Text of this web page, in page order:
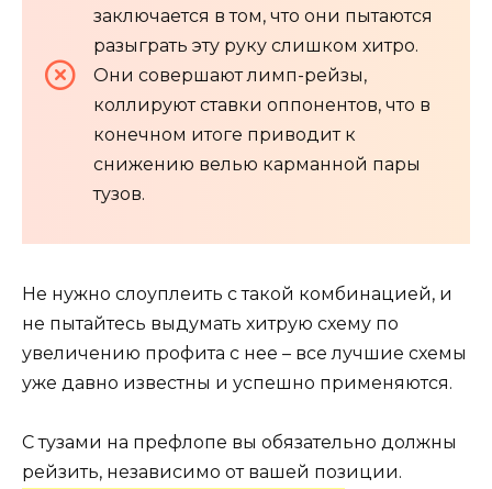
заключается в том, что они пытаются
разыграть эту руку слишком хитро.
Они совершают лимп-рейзы,
коллируют ставки оппонентов, что в
конечном итоге приводит к
снижению велью карманной пары
тузов.
Не нужно слоуплеить с такой комбинацией, и
не пытайтесь выдумать хитрую схему по
увеличению профита с нее – все лучшие схемы
уже давно известны и успешно применяются.
С тузами на префлопе вы обязательно должны
рейзить, независимо от вашей позиции.